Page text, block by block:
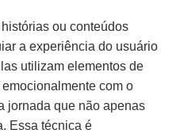
ou conteúdos
a experiência do usuário
utilizam elementos de
com o
jornada que não apenas
Essa técnica é